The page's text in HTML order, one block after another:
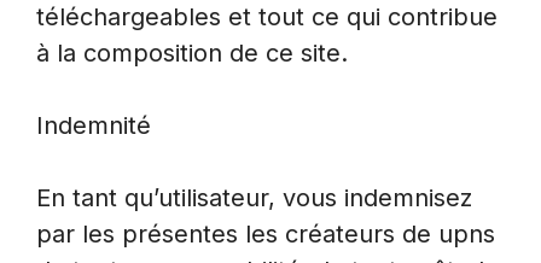
téléchargeables et tout ce qui contribue
à la composition de ce site.
Indemnité
En tant qu’utilisateur, vous indemnisez
par les présentes les créateurs de upns